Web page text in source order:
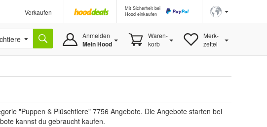
Verkaufen
Mit Sicherheit bei
Hood einkaufen
Anmelden
Mein Hood
Waren-
korb
Merk-
zettel
"Puppen & Plüschtiere" 7756 Angebote. Die Angebote starten bei
kannst du gebraucht kaufen.